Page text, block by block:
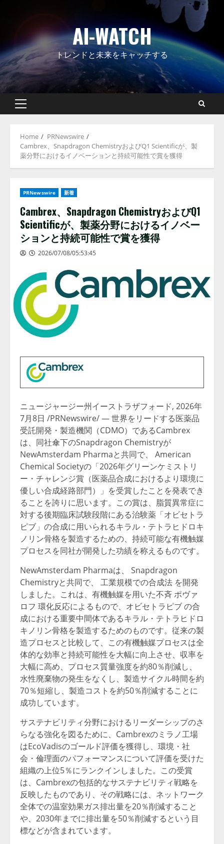
AI-WATCH
トレンドと未来をキャッチする
Primary
Home
PRNewswire
Cambrex、Snapdragon ChemistryおよびQ1 Scientificが、製
薬分野におけるイノベーションと持続可能性で賞を獲得
PRNewswire 新着
Cambrex、Snapdragon ChemistryおよびQ1
Scientificが、製薬分野におけるイノベー
ションと持続可能性で賞を獲得
2026/07/08/05:53:45
ニュージャージー州イーストラザフォード, 2026年
7月8日 /PRNewswire/ — 世界をリードする医薬品
受託開発・製造機関（CDMO）であるCambrex
は、同社傘下のSnapdragon Chemistryが
NewAmsterdam Pharmaと共同で、 American
Chemical Societyの「2026年グリーンケミストリ
ー・チャレンジ賞（医薬品合成におけるより環境に
優しい合成経路部門）」を受賞したことを発表でき
ることを誇りに思います。この賞は、脂質異常症に
対する後期臨床試験段階にある治験薬「オビセトラ
ピブ」の合成に用いられるキラル・テトラヒドロキ
ノリン骨格を製造するための、持続可能な有機触媒
プロセスを同社が開発した功績を称えるものです。
NewAmsterdam Pharmaは、 Snapdragon
Chemistryと共同で、 工業規模での合成法 を開発
しました。これは、有機触媒を用いた不斉 ポヴァ
ロフ 環化反応によるもので、オビセトラピブ の合
成における重要中間体であるキラル・テトラヒドロ
キノリン骨格を製造するためのものです。従来の製
造プロセスと比較して、この有機触媒プロセスは全
体的な効率と持続可能性を大幅に向上させ、収率を
大幅に高め、プロセス質量強度を約80％削減し、
水性廃棄物の発生をなくし、製造サイクル時間を約
70％短縮し、製造コストを約50％削減することに
成功しています。
サステナビリティ分野におけるリーダーシップのさ
らなる強化を図るために、Cambrexのミラノ工場
はEcoVadisのゴールド評価を獲得し、環境・社
会・倫理面のパフォーマンスについて評価を受けた
組織の上位5％にランクインしました。この受賞
は、Cambrexの包括的なサステナビリティ戦略を
反映したものであり、その戦略には、ネットワーク
全体での温室効果ガス排出量を20％削減すること
や、2030年までに排出量を50％削減するという目
標などが含まれています。